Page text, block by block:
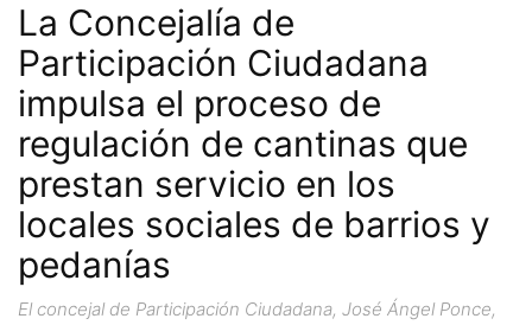
La Concejalía de
Participación Ciudadana
impulsa el proceso de
regulación de cantinas que
prestan servicio en los
locales sociales de barrios y
pedanías
El concejal de Participación Ciudadana, José Ángel Ponce,